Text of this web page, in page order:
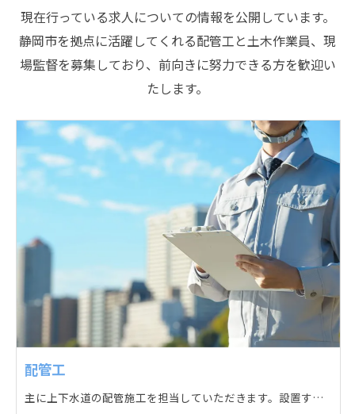
現在行っている求人についての情報を公開しています。
静岡市を拠点に活躍してくれる配管工と土木作業員、現
場監督を募集しており、前向きに努力できる方を歓迎い
たします。
配管工
主に上下水道の配管施工を担当していただきます。設置する場所に応じて配管の形状や流れを工夫する管加工、ねじ切り、管締め、そして管据付作業になり、5人以上のチームで動くことが多いです。